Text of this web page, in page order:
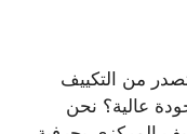
من التكييف
عالية؟ نحن